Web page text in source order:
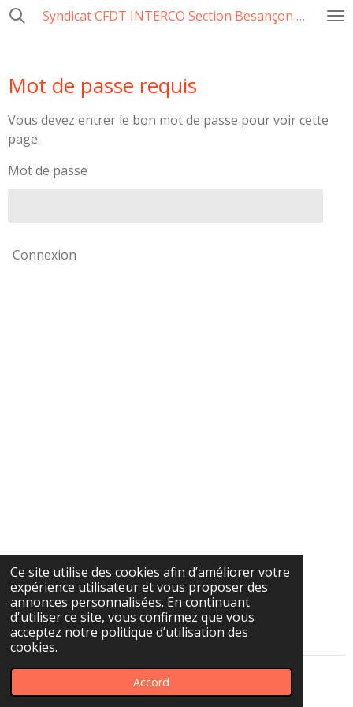
Ce site utilise des cookies afin d’améliorer votre
expérience utilisateur et vous proposer des
annonces personnalisées. En continuant
d'utiliser ce site, vous confirmez que vous
acceptez notre politique d’utilisation des
cookies.
Accord
Passer
Syndicat CFDT INTERCO Section Besançon Ville-CCAS-GBM
Mot de passe requis
Vous devez entrer le bon mot de passe pour voir cette
page.
Mot de passe
Connexion